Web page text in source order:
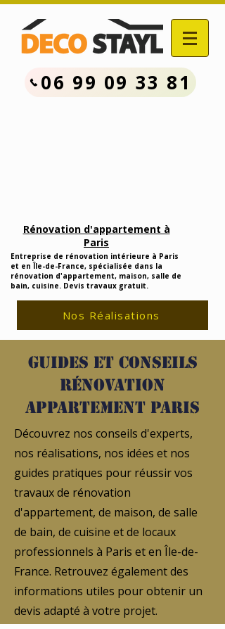
06 99 09 33 81
Rénovation d'appartement à
Paris
Entreprise de rénovation intérieure à Paris
et en Île-de-France, spécialisée dans la
rénovation d'appartement, maison, salle de
bain, cuisine. Devis travaux gratuit.
Nos Réalisations
Guides et conseils
rénovation
appartement Paris
Découvrez nos conseils d'experts,
nos réalisations, nos idées et nos
guides pratiques pour réussir vos
travaux de rénovation
d'appartement, de maison, de salle
de bain, de cuisine et de locaux
professionnels à Paris et en Île-de-
France. Retrouvez également des
informations utiles pour obtenir un
devis adapté à votre projet.